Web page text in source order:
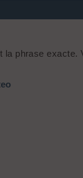
la phrase exacte.